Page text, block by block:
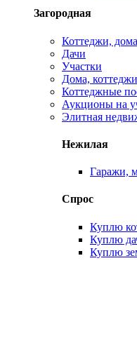
Загородная
Коттеджи, дома
Дачи
Участки
Дома,
Коттеджные
Аукционы на
Элитная
Нежилая
Гаражи,
Спрос
Куплю
Куплю
Куплю